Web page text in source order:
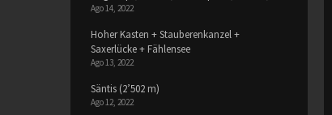
Ago 14, 2022
Hoher Kasten + Stauberenkanzel +
Saxerlücke + Fählensee
Ago 13, 2022
Säntis (2’502 m)
Ago 12, 2022